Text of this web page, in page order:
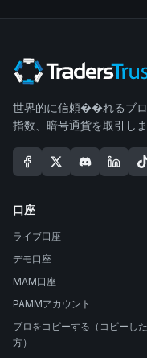
世界的に信頼��れるブロ
指数、暗号通貨を取引し
口座
ライブ口座
デモ口座
MAM口座
PAMMアカウント
プロをコピーする（コピーし
方）